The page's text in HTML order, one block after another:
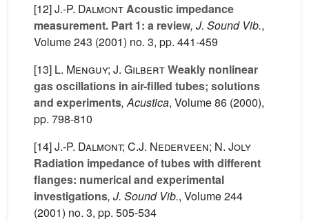
[12]J.-P. DalmontAcoustic impedance
measurement. Part 1: a review, J. Sound Vib.,
Volume 243 (2001) no. 3, pp. 441-459
[13] L. Menguy; J. GilbertWeakly nonlinear
gas oscillations in air-filled tubes; solutions
and experiments, Acustica, Volume 86 (2000),
pp. 798-810
[14]J.-P. Dalmont; C.J. Nederveen; N. Joly
Radiation impedance of tubes with different
flanges: numerical and experimental
investigations, J. Sound Vib., Volume 244
(2001) no. 3, pp. 505-534